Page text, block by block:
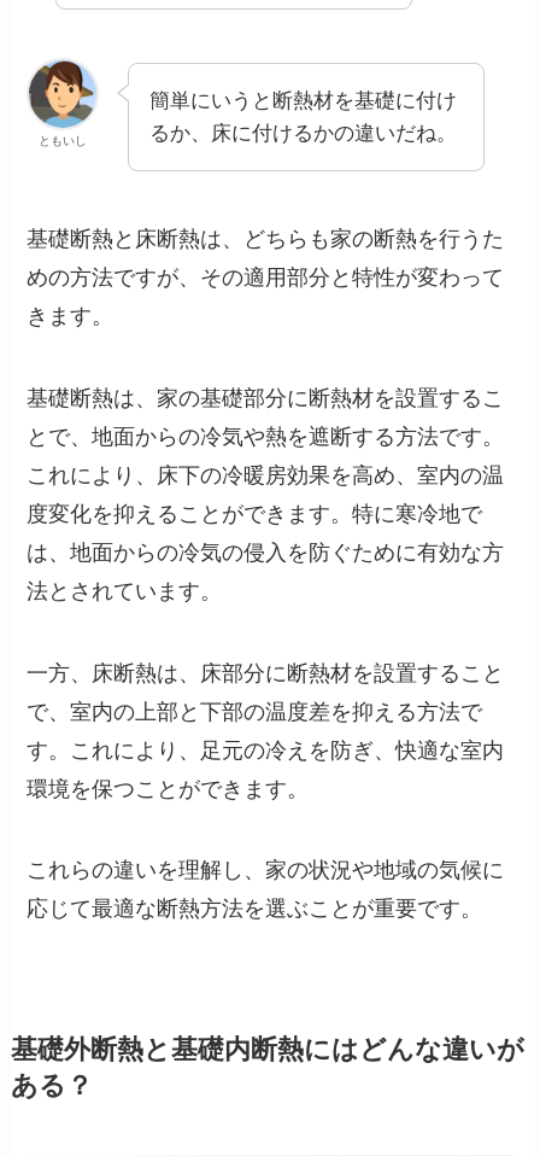
ともいし
簡単にいうと断熱材を基礎に付け
るか、床に付けるかの違いだね。
基礎断熱と床断熱は、どちらも家の断熱を行うた
めの方法ですが、その適用部分と特性が変わって
きます。
基礎断熱は、家の基礎部分に断熱材を設置するこ
とで、地面からの冷気や熱を遮断する方法です。
これにより、床下の冷暖房効果を高め、室内の温
度変化を抑えることができます。特に寒冷地で
は、地面からの冷気の侵入を防ぐために有効な方
法とされています。
一方、床断熱は、床部分に断熱材を設置すること
で、室内の上部と下部の温度差を抑える方法で
す。これにより、足元の冷えを防ぎ、快適な室内
環境を保つことができます。
これらの違いを理解し、家の状況や地域の気候に
応じて最適な断熱方法を選ぶことが重要です。
基礎外断熱と基礎内断熱にはどんな違いが
ある？